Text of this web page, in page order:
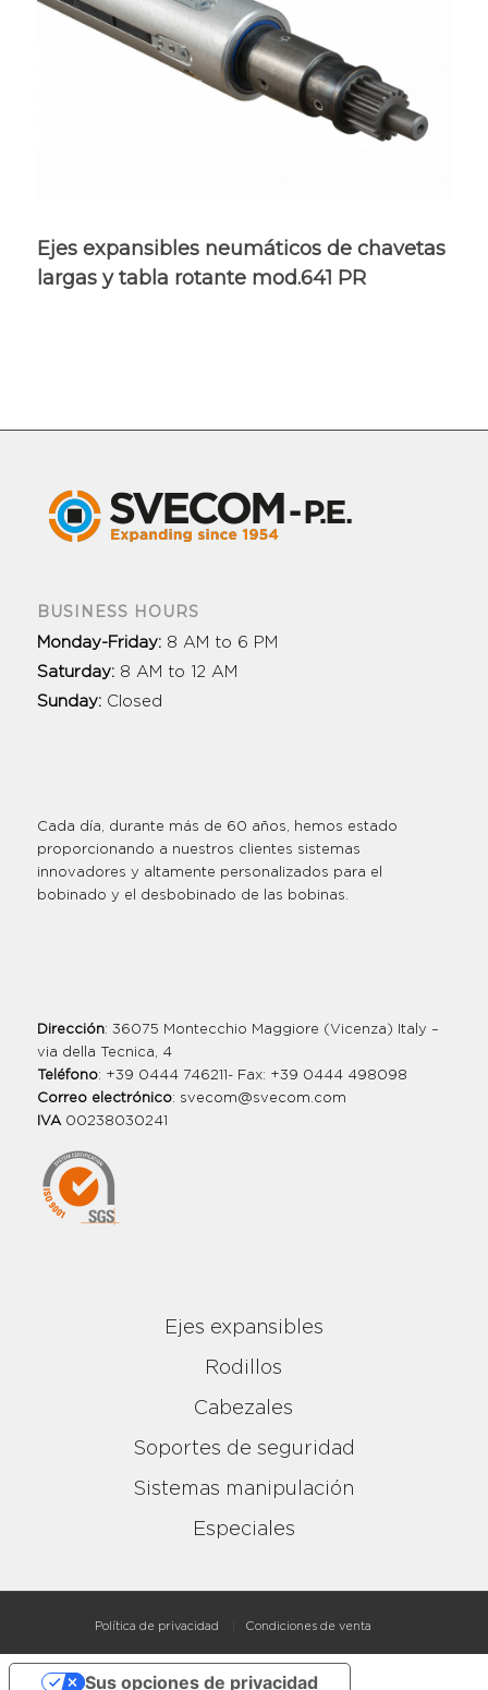
Ejes expansibles neumáticos de chavetas
largas y tabla rotante mod.641 PR
BUSINESS HOURS
Monday-Friday: 8 AM to 6 PM
Saturday: 8 AM to 12 AM
Sunday: Closed
Cada día, durante más de 60 años, hemos estado
proporcionando a nuestros clientes sistemas
innovadores y altamente personalizados para el
bobinado y el desbobinado de las bobinas.
Dirección: 36075 Montecchio Maggiore (Vicenza) Italy –
via della Tecnica, 4
Teléfono: +39 0444 746211- Fax: +39 0444 498098
Correo electrónico: svecom@svecom.com
IVA00238030241
Ejes expansibles
Rodillos
Cabezales
Soportes de seguridad
Sistemas manipulación
Especiales
Política de privacidad Condiciones de venta
Sus opciones de privacidad